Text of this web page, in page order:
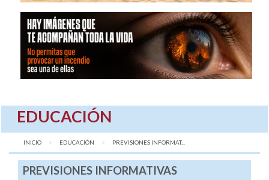
EDUCACIÓN
INICIO EDUCACIÓN AQUÍ:
PREVISIONES INFORMAT...
PREVISIONES INFORMATIVAS